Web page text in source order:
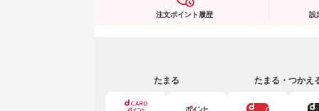
注文ポイント履歴 設
たまる たまる・つかえ